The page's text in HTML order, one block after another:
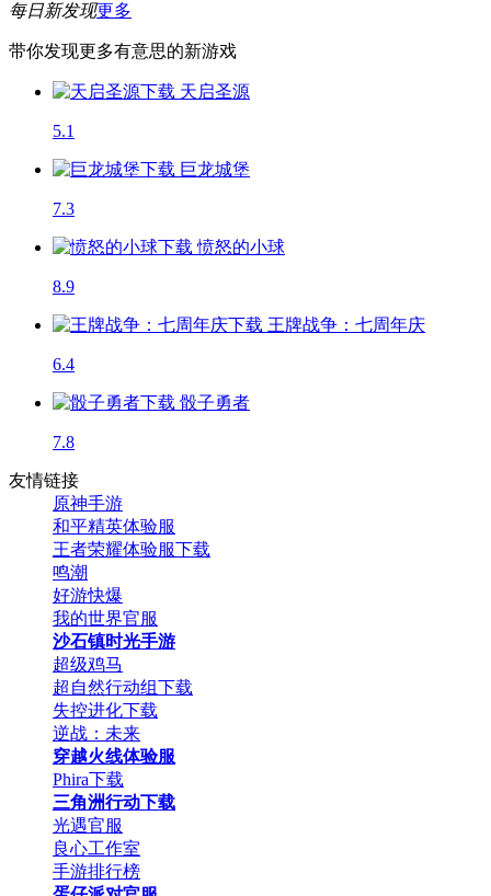
每日新发现更多
带你发现更多有意思的新游戏
天启圣源
5.1
巨龙城堡
7.3
愤怒的小球
8.9
王牌战争：七周年庆
6.4
骰子勇者
7.8
友情链接
原神手游
和平精英体验服
王者荣耀体验服下载
鸣潮
好游快爆
我的世界官服
沙石镇时光手游
超级鸡马
超自然行动组下载
失控进化下载
逆战：未来
穿越火线体验服
Phira下载
三角洲行动下载
光遇官服
良心工作室
手游排行榜